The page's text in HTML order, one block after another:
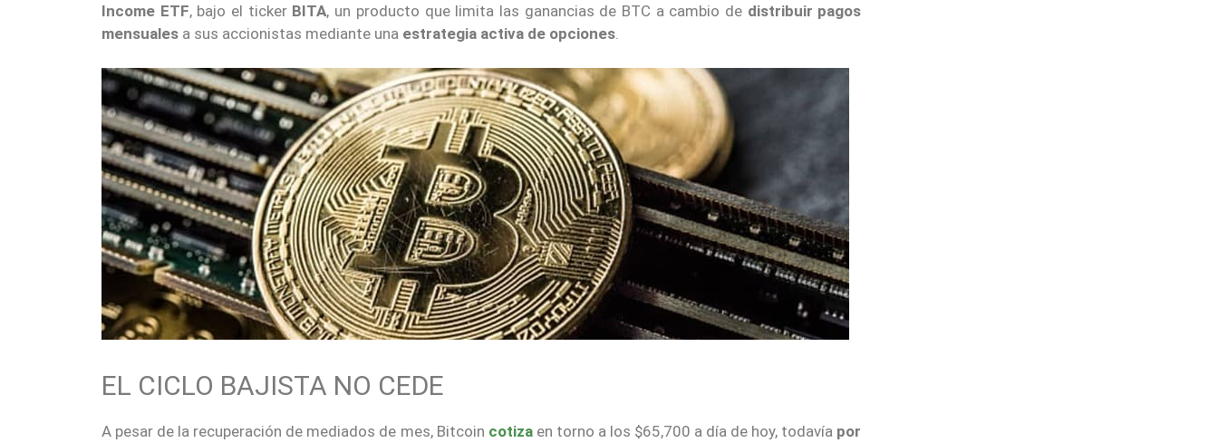
Income ETF, bajo el ticker BITA, un producto que limita las ganancias de BTC a cambio de distribuir pagos
mensuales a sus accionistas mediante una estrategia activa de opciones
EL CICLO BAJISTA NO CEDE
A pesar de la recuperación de mediados de mes, Bitcoin cotiza en torno a los $65,700 a día de hoy, todavía por